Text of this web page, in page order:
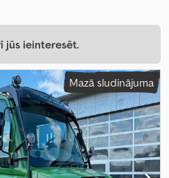
jūs ieinteresēt.
Mazā sludinājuma